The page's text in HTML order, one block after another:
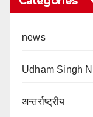
news
Udham Singh
अन्तर्राष्ट्रीय